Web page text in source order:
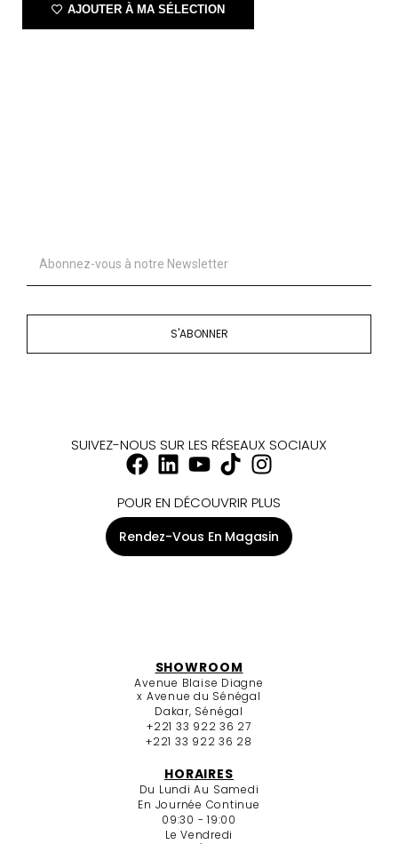
AJOUTER À MA SÉLECTION
S'ABONNER
SUIVEZ-NOUS SUR LES RÉSEAUX SOCIAUX
POUR EN DÉCOUVRIR PLUS
Rendez-Vous En Magasin
SHOWROOM
Avenue Blaise Diagne
x Avenue du Sénégal
Dakar, Sénégal
+221 33 922 36 27
+221 33 922 36 28
HORAIRES
Du Lundi Au Samedi
En Journée Continue
09:30 - 19:00
Le Vendredi